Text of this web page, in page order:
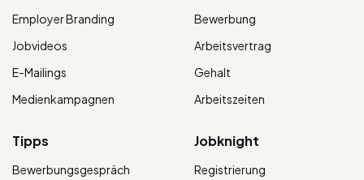
Employer Branding
Jobvideos
E-Mailings
Medienkampagnen
Bewerbung
Arbeitsvertrag
Gehalt
Arbeitszeiten
Tipps
Bewerbungsgespräch
Jobknight
Registrierung